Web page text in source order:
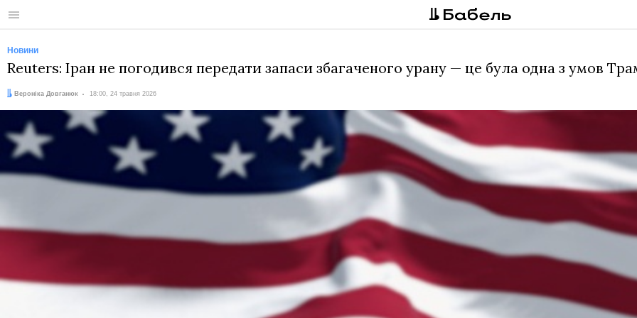
Меню
Новини
Reuters: Іран не погодився передати запаси збагаченого урану — це була одна з умов
Автор:
Вероніка Довганюк
Дата: 18:00, 24 травня 2026